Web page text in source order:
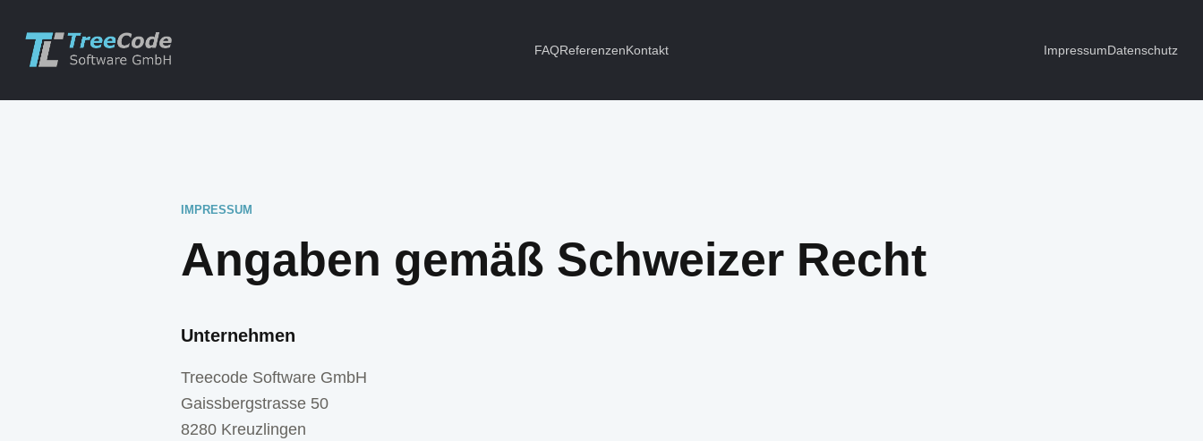
FAQReferenzenKontakt ImpressumDatenschutz
IMPRESSUM
Angaben gemäß Schweizer Recht
Unternehmen
Treecode Software GmbH
Gaissbergstrasse 50
8280 Kreuzlingen